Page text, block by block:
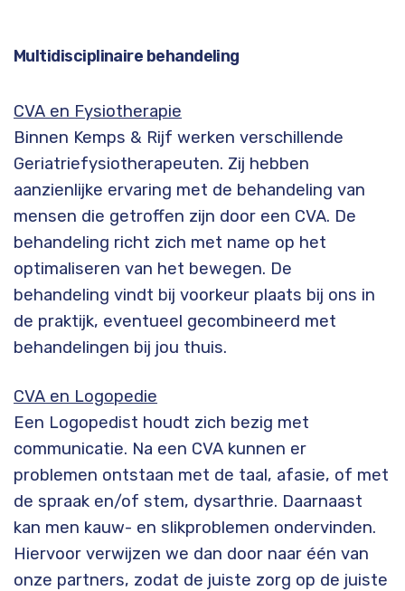
Multidisciplinaire behandeling
CVA en Fysiotherapie
Binnen Kemps & Rijf werken verschillende
Geriatriefysiotherapeuten. Zij hebben
aanzienlijke ervaring met de behandeling van
mensen die getroffen zijn door een CVA. De
behandeling richt zich met name op het
optimaliseren van het bewegen. De
behandeling vindt bij voorkeur plaats bij ons in
de praktijk, eventueel gecombineerd met
behandelingen bij jou thuis.
CVA en Logopedie
Een Logopedist houdt zich bezig met
communicatie. Na een CVA kunnen er
problemen ontstaan met de taal, afasie, of met
de spraak en/of stem, dysarthrie. Daarnaast
kan men kauw- en slikproblemen ondervinden.
Hiervoor verwijzen we dan door naar één van
onze partners, zodat de juiste zorg op de juiste